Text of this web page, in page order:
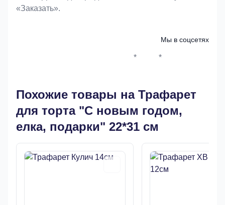
«Заказать».
Мы в соцсетях
* *
Похожие товары на Трафарет
для торта "С новым годом,
елка, подарки" 22*31 см